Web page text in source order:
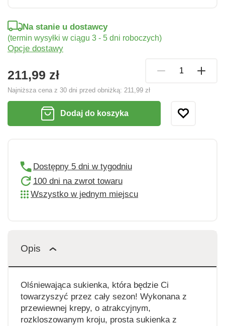
211,99 zł
Najniższa cena z 30 dni przed obniżką: 211,99 zł
Na stanie u dostawcy
(termin wysyłki w ciągu 3 - 5 dni roboczych)
Opcje dostawy
Dodaj do koszyka
Dostępny 5 dni w tygodniu
100 dni na zwrot towaru
Wszystko w jednym miejscu
Opis
Olśniewająca sukienka, która będzie Ci
towarzyszyć przez cały sezon! Wykonana z
przewiewnej krepy, o atrakcyjnym,
rozkloszowanym kroju, prosta sukienka z